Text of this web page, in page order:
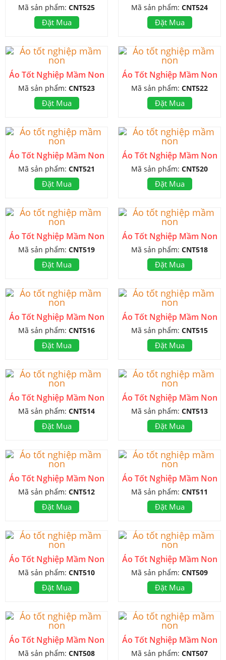
Mã sản phẩm: CNT525
Đặt Mua
Mã sản phẩm: CNT524
Đặt Mua
Áo Tốt Nghiệp Mầm Non
Mã sản phẩm: CNT523
Đặt Mua
Áo Tốt Nghiệp Mầm Non
Mã sản phẩm: CNT522
Đặt Mua
Áo Tốt Nghiệp Mầm Non
Mã sản phẩm: CNT521
Đặt Mua
Áo Tốt Nghiệp Mầm Non
Mã sản phẩm: CNT520
Đặt Mua
Áo Tốt Nghiệp Mầm Non
Mã sản phẩm: CNT519
Đặt Mua
Áo Tốt Nghiệp Mầm Non
Mã sản phẩm: CNT518
Đặt Mua
Áo Tốt Nghiệp Mầm Non
Mã sản phẩm: CNT516
Đặt Mua
Áo Tốt Nghiệp Mầm Non
Mã sản phẩm: CNT515
Đặt Mua
Áo Tốt Nghiệp Mầm Non
Mã sản phẩm: CNT514
Đặt Mua
Áo Tốt Nghiệp Mầm Non
Mã sản phẩm: CNT513
Đặt Mua
Áo Tốt Nghiệp Mầm Non
Mã sản phẩm: CNT512
Đặt Mua
Áo Tốt Nghiệp Mầm Non
Mã sản phẩm: CNT511
Đặt Mua
Áo Tốt Nghiệp Mầm Non
Mã sản phẩm: CNT510
Đặt Mua
Áo Tốt Nghiệp Mầm Non
Mã sản phẩm: CNT509
Đặt Mua
Áo Tốt Nghiệp Mầm Non
Mã sản phẩm: CNT508
Áo Tốt Nghiệp Mầm Non
Mã sản phẩm: CNT507